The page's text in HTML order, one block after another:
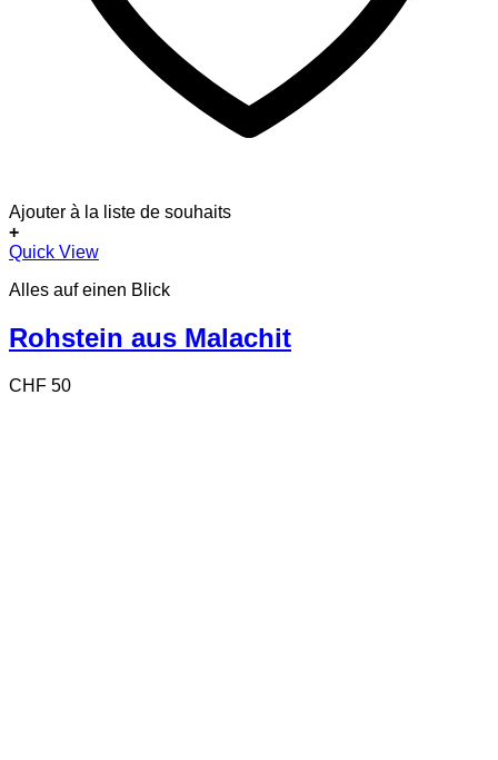
Ajouter à la liste de souhaits
+
Quick View
Alles auf einen Blick
Rohstein aus Malachit
CHF 50